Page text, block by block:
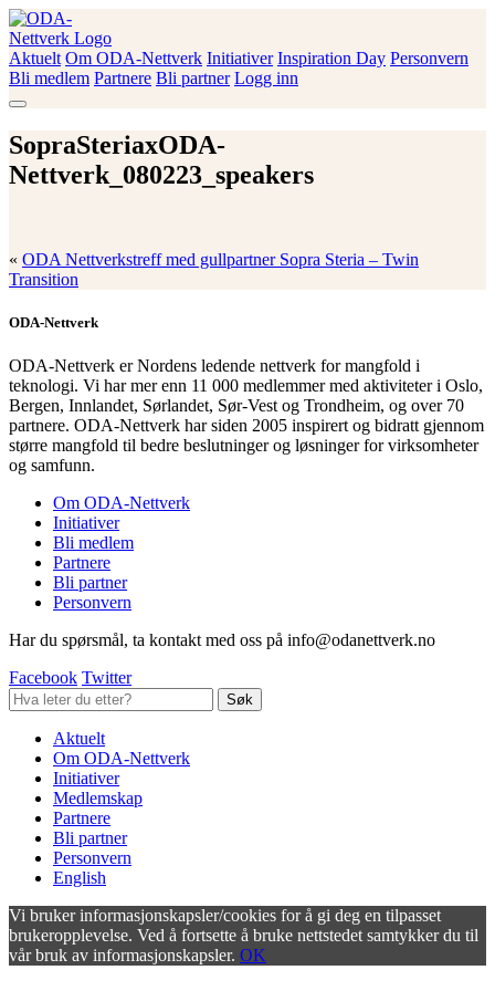
Skip
to
content
ODA-Nettverk
Aktuelt Om ODA-Nettverk Initiativer Inspiration Day Personvern
Bli medlem Partnere Bli partner Logg inn
SopraSteriaxODA-
Nettverk_080223_speakers
« ODA Nettverkstreff med gullpartner Sopra Steria – Twin
Transition
ODA-Nettverk
ODA-Nettverk er Nordens ledende nettverk for mangfold i
teknologi. Vi har mer enn 11 000 medlemmer med aktiviteter i Oslo,
Bergen, Innlandet, Sørlandet, Sør-Vest og Trondheim, og over 70
partnere. ODA-Nettverk har siden 2005 inspirert og bidratt gjennom
større mangfold til bedre beslutninger og løsninger for virksomheter
og samfunn.
Om ODA-Nettverk
Initiativer
Bli medlem
Partnere
Bli partner
Personvern
Har du spørsmål, ta kontakt med oss på info@odanettverk.no
Facebook Twitter
Aktuelt
Om ODA-Nettverk
Initiativer
Medlemskap
Partnere
Bli partner
Personvern
English
Vi bruker informasjonskapsler/cookies for å gi deg en tilpasset
brukeropplevelse. Ved å fortsette å bruke nettstedet samtykker du til
vår bruk av informasjonskapsler. OK